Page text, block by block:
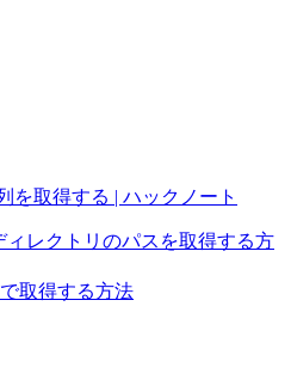
を取得する | ハックノート
ィレクトリのパスを取得する方
取得する方法